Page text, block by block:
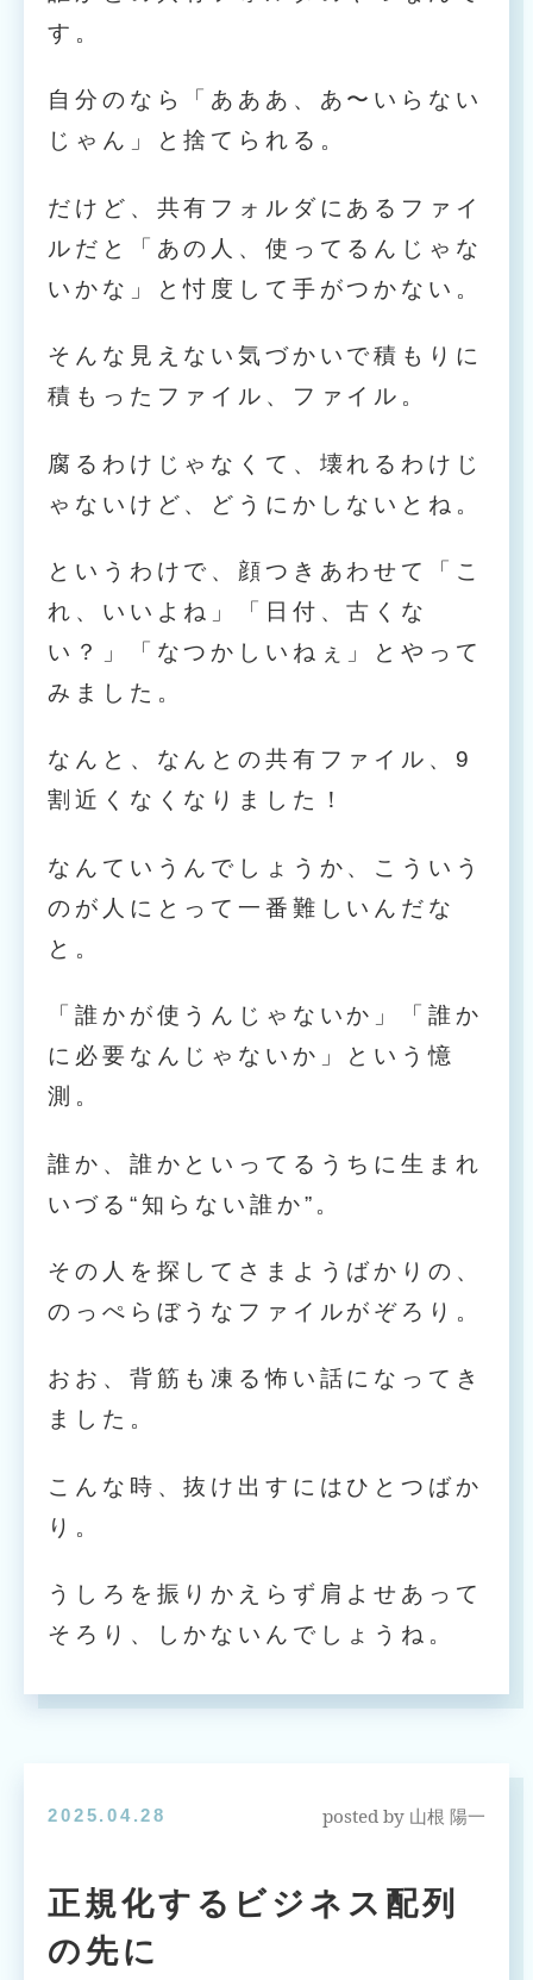
す。
自分のなら「あああ、あ〜いらない
じゃん」と捨てられる。
だけど、共有フォルダにあるファイ
ルだと「あの人、使ってるんじゃな
いかな」と忖度して手がつかない。
そんな見えない気づかいで積もりに
積もったファイル、ファイル。
腐るわけじゃなくて、壊れるわけじ
ゃないけど、どうにかしないとね。
というわけで、顔つきあわせて「こ
れ、いいよね」「日付、古くな
い？」「なつかしいねぇ」とやって
みました。
なんと、なんとの共有ファイル、9
割近くなくなりました！
なんていうんでしょうか、こういう
のが人にとって一番難しいんだな
と。
「誰かが使うんじゃないか」「誰か
に必要なんじゃないか」という憶
測。
誰か、誰かといってるうちに生まれ
いづる“知らない誰か”。
その人を探してさまようばかりの、
のっぺらぼうなファイルがぞろり。
おお、背筋も凍る怖い話になってき
ました。
こんな時、抜け出すにはひとつばか
り。
うしろを振りかえらず肩よせあって
そろり、しかないんでしょうね。
2025.04.28 posted by 山根 陽一
正規化するビジネス配列
の先に